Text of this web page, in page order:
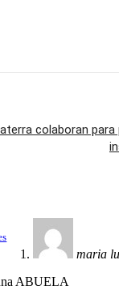
colaboran
maria
ABUELA